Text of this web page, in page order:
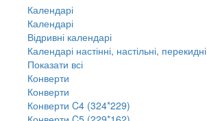
Календарі
Календарі
Відривні календарі
Календарі настінні, настільні, перекидні
Показати всі
Конверти
Конверти
Конверти C4 (324*229)